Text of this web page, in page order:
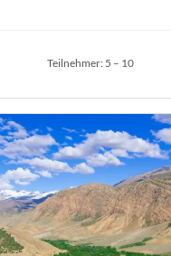
Teilnehmer: 5 – 10